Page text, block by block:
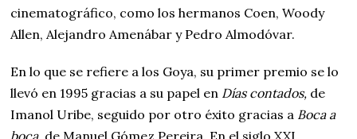
cinematográfico, como los hermanos Coen, Woody
Allen, Alejandro Amenábar y Pedro Almodóvar.
En lo que se refiere a los Goya, su primer premio se lo
llevó en 1995 gracias a su papel en Días contados, de
Imanol Uribe, seguido por otro éxito gracias a Boca a
boca, de Manuel Gómez Pereira. En el siglo XXI,